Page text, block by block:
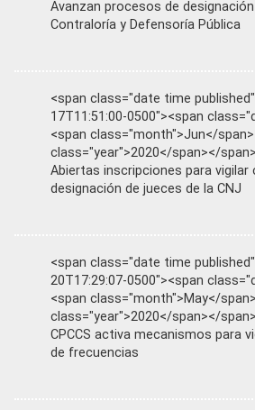
Avanzan procesos de
Contraloría y Defensoría Pública
<span class="date time
17T11:51:00-0500"><span
<span class="month">Jun</
class="year">2020</span></span>
Abiertas inscripciones para vigilar
designación de jueces de la CNJ
<span class="date time
20T17:29:07-0500"><span
<span class="month">May</
class="year">2020</span></span>
CPCCS activa mecanismos para
de frecuencias